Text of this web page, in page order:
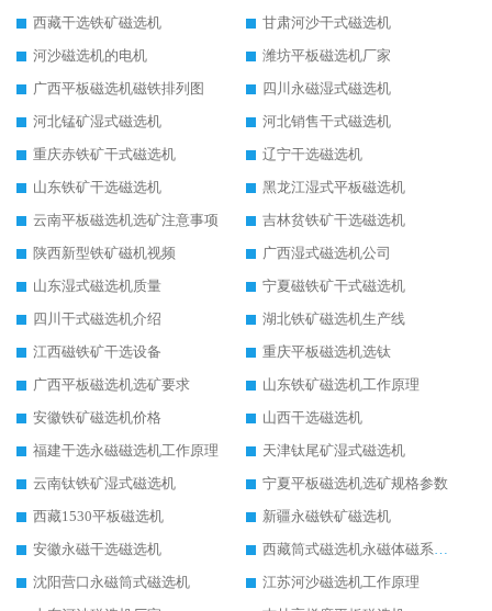
西藏干选铁矿磁选机
甘肃河沙干式磁选机
河沙磁选机的电机
潍坊平板磁选机厂家
广西平板磁选机磁铁排列图
四川永磁湿式磁选机
河北锰矿湿式磁选机
河北销售干式磁选机
重庆赤铁矿干式磁选机
辽宁干选磁选机
山东铁矿干选磁选机
黑龙江湿式平板磁选机
云南平板磁选机选矿注意事项
吉林贫铁矿干选磁选机
陕西新型铁矿磁机视频
广西湿式磁选机公司
山东湿式磁选机质量
宁夏磁铁矿干式磁选机
四川干式磁选机介绍
湖北铁矿磁选机生产线
江西磁铁矿干选设备
重庆平板磁选机选钛
广西平板磁选机选矿要求
山东铁矿磁选机工作原理
安徽铁矿磁选机价格
山西干选磁选机
福建干选永磁磁选机工作原理
天津钛尾矿湿式磁选机
云南钛铁矿湿式磁选机
宁夏平板磁选机选矿规格参数
西藏1530平板磁选机
新疆永磁铁矿磁选机
安徽永磁干选磁选机
西藏筒式磁选机永磁体磁系设计
沈阳营口永磁筒式磁选机
江苏河沙磁选机工作原理